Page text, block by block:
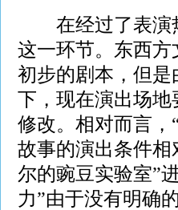
在经过了表演
这一环节。东西
初步的剧本，但
下，现在演出场
修改。相对而言，
故事的演出条件相
尔的豌豆实验室”
力”由于没有明确